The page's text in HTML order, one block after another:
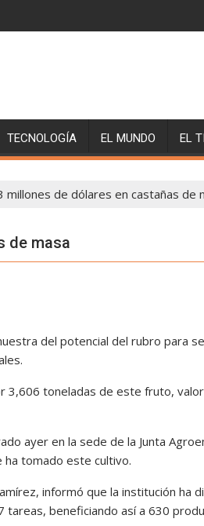
TECNOLOGÍA EL MUNDO EL
millones de dólares en castañas de
de masa
del potencial del rubro para
3,606 toneladas de este fruto,
ayer en la sede de la Junta
ha tomado este cultivo.
informó que la institución ha
beneficiando así a 630